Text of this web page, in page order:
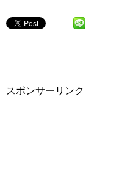
スポンサーリンク